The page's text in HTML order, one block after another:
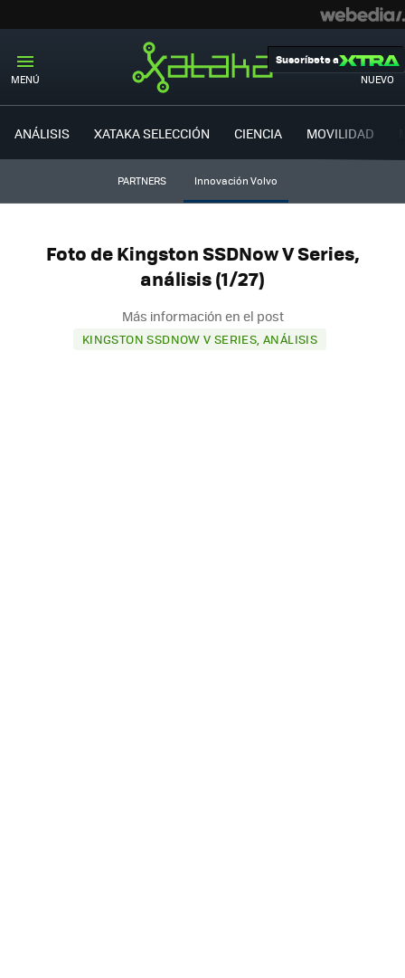
MENÚ NUEVO
Suscríbete a
ANÁLISIS XATAKA SELECCIÓN CIENCIA MOVILIDAD
PARTNERS Innovación Volvo
Foto de Kingston SSDNow V Series,
análisis (1/27)
Más información en el post
KINGSTON SSDNOW V SERIES, ANÁLISIS